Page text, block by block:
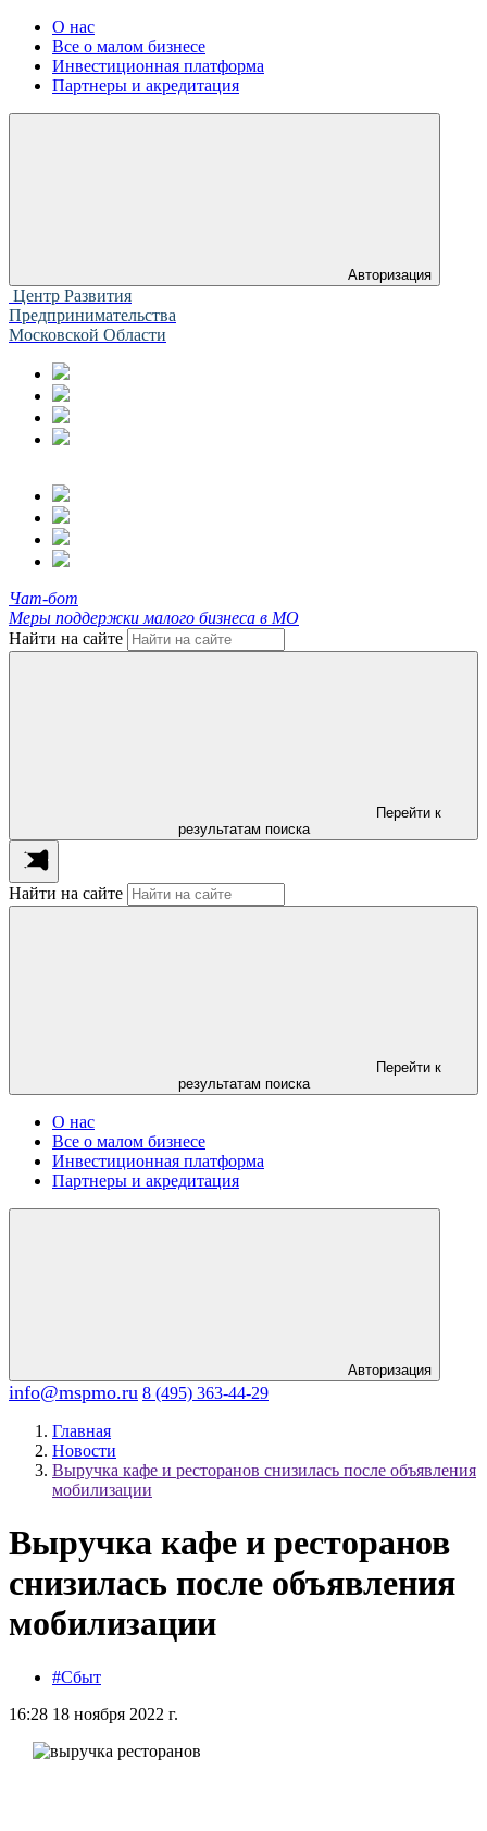
О нас
Все о малом бизнесе
Инвестиционная платформа
Партнеры и акредитация
Авторизация
Центр Развития
Предпринимательства
Московской Области
Чат-бот
Меры поддержки малого бизнеса в МО
Найти на сайте
Перейти к
результатам поиска
Найти на сайте
Перейти к
результатам поиска
О нас
Все о малом бизнесе
Инвестиционная платформа
Партнеры и акредитация
Авторизация
info@mspmo.ru 8 (495) 363-44-29
Главная
Новости
Выручка кафе и ресторанов снизилась после объявления
мобилизации
Выручка кафе и ресторанов
снизилась после объявления
мобилизации
#Сбыт
16:28 18 ноября 2022 г.